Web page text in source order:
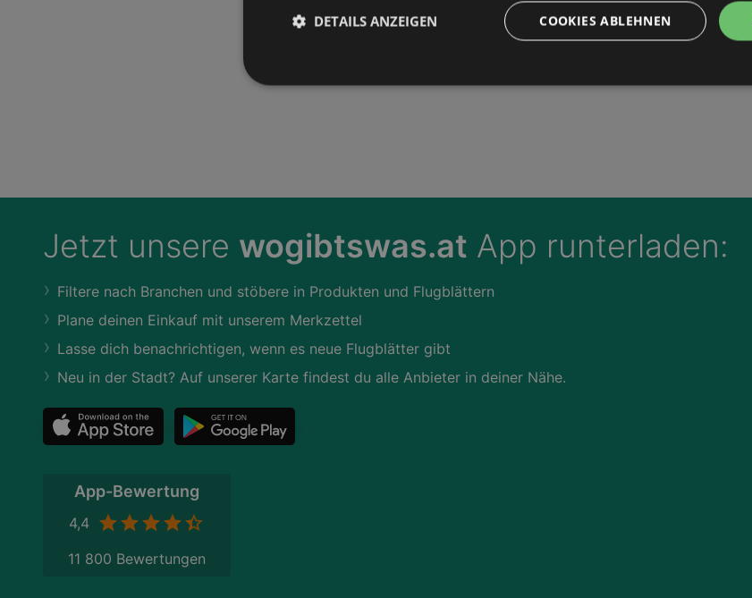
Jetzt unsere wogibtswas.at App runterladen:
Filtere nach Branchen und stöbere in Produkten und Flugblättern
Plane deinen Einkauf mit unserem Merkzettel
Lasse dich benachrichtigen, wenn es neue Flugblätter gibt
Neu in der Stadt? Auf unserer Karte findest du alle Anbieter in deiner Nähe.
App-Bewertung
4,4
11 800 Bewertungen
COOKIES ABLEHNEN
DETAILS ANZEIGEN